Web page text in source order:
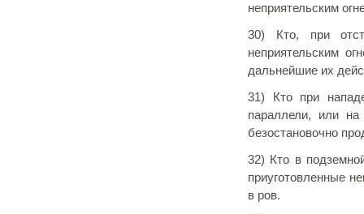
неприятельским
30) Кто, при
неприятельским
дальнейшие их
31) Кто при
параллели, или
безостановочно
32) Кто в
приуготовленные
в ров.